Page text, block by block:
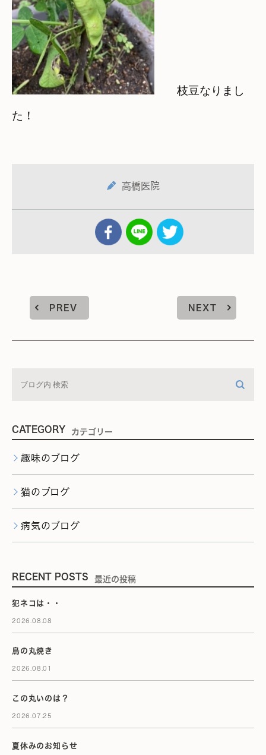
枝豆なりまし
た！
高橋医院
PREV NEXT
CATEGORY カテゴリー
趣味のブログ
猫のブログ
病気のブログ
RECENT POSTS 最近の投稿
犯ネコは・・
2026.08.08
鳥の丸焼き
2026.08.01
この丸いのは？
2026.07.25
夏休みのお知らせ